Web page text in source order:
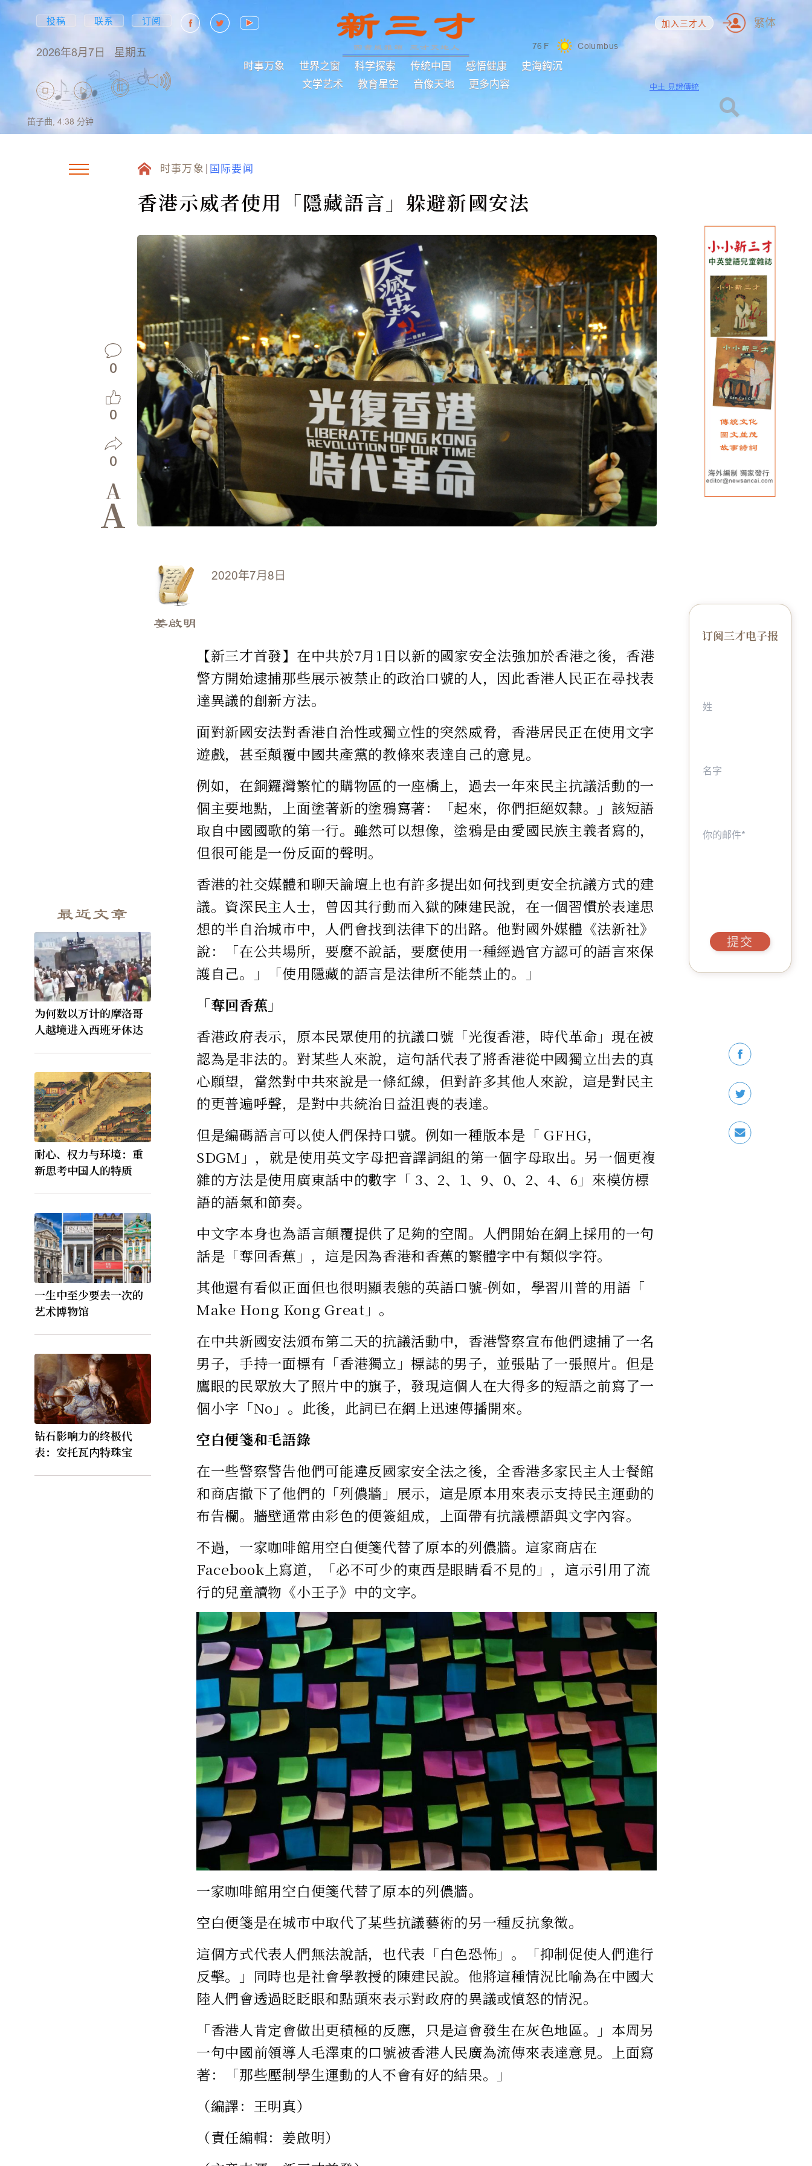
投稿 联系 订阅
2026年8月7日 星期五 76 F Columbus
时事万象 世界之窗 科学探索 传统中国 感悟健康
史海鈎沉
文学艺术
教育星空 音像天地 更多内容
加入三才人 繁体
中土 見證傳統
笛子曲, 4:38 分钟
时事万象 国际要闻
香港示威者使用「隱藏語言」躲避新國安法
0
0
0
A
A
最近文章
为何数以万计的摩洛哥
人越境进入西班牙休达
耐心、权力与环境：重
新思考中国人的特质
一生中至少要去一次的
艺术博物馆
钻石影响力的终极代
表：安托瓦内特珠宝
2020年7月8日
姜啟明
【新三才首發】在中共於7月1日以新的國家安全法強加於香港之後，香港
警方開始逮捕那些展示被禁止的政治口號的人，因此香港人民正在尋找表
達異議的創新方法。
面對新國安法對香港自治性或獨立性的突然威脅，香港居民正在使用文字
遊戲，甚至顛覆中國共產黨的教條來表達自己的意見。
例如，在銅鑼灣繁忙的購物區的一座橋上，過去一年來民主抗議活動的一
個主要地點，上面塗著新的塗鴉寫著：「起來，你們拒絕奴隸。」該短語
取自中國國歌的第一行。雖然可以想像，塗鴉是由愛國民族主義者寫的，
但很可能是一份反面的聲明。
香港的社交媒體和聊天論壇上也有許多提出如何找到更安全抗議方式的建
議。資深民主人士，曾因其行動而入獄的陳建民說，在一個習慣於表達思
想的半自治城市中，人們會找到法律下的出路。他對國外媒體《法新社》
說：「在公共場所，要麼不說話，要麼使用一種經過官方認可的語言來保
護自己。」「使用隱藏的語言是法律所不能禁止的。」
「奪回香蕉」
香港政府表示，原本民眾使用的抗議口號「光復香港，時代革命」現在被
認為是非法的。對某些人來說，這句話代表了將香港從中國獨立出去的真
心願望，當然對中共來說是一條紅線，但對許多其他人來說，這是對民主
的更普遍呼聲，是對中共統治日益沮喪的表達。
但是編碼語言可以使人們保持口號。例如一種版本是「 GFHG，
SDGM」，就是使用英文字母把音譯詞組的第一個字母取出。另一個更複
雜的方法是使用廣東話中的數字「 3、2、1、9、0、2、4、6」來模仿標
語的語氣和節奏。
中文字本身也為語言顛覆提供了足夠的空間。人們開始在網上採用的一句
話是「奪回香蕉」，這是因為香港和香蕉的繁體字中有類似字符。
其他還有看似正面但也很明顯表態的英語口號-例如，學習川普的用語「
Make Hong Kong Great」。
在中共新國安法頒布第二天的抗議活動中，香港警察宣布他們逮捕了一名
男子，手持一面標有「香港獨立」標誌的男子，並張貼了一張照片。但是
鷹眼的民眾放大了照片中的旗子，發現這個人在大得多的短語之前寫了一
個小字「No」。此後，此詞已在網上迅速傳播開來。
空白便箋和毛語錄
在一些警察警告他們可能違反國家安全法之後，全香港多家民主人士餐館
和商店撤下了他們的「列儂牆」展示，這是原本用來表示支持民主運動的
布告欄。牆壁通常由彩色的便簽組成，上面帶有抗議標語與文字內容。
不過，一家咖啡館用空白便箋代替了原本的列儂牆。這家商店在
Facebook上寫道，「必不可少的東西是眼睛看不見的」，這示引用了流
行的兒童讀物《小王子》中的文字。
一家咖啡館用空白便箋代替了原本的列儂牆。
空白便箋是在城市中取代了某些抗議藝術的另一種反抗象徵。
這個方式代表人們無法說話，也代表「白色恐怖」。「抑制促使人們進行
反擊。」同時也是社會學教授的陳建民說。他將這種情況比喻為在中國大
陸人們會透過眨眨眼和點頭來表示對政府的異議或憤怒的情況。
「香港人肯定會做出更積極的反應，只是這會發生在灰色地區。」本周另
一句中國前領導人毛澤東的口號被香港人民廣為流傳來表達意見。上面寫
著：「那些壓制學生運動的人不會有好的結果。」
（編譯：王明真）
（責任編輯：姜啟明）
订阅三才电子报
提交